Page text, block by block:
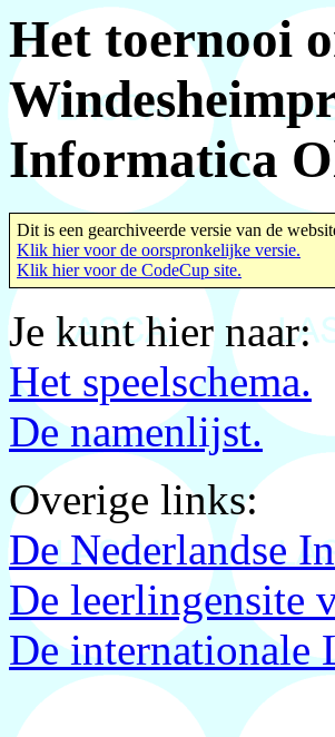
Het toernooi
Informatica
Dit is een gearchiveerde versie van de
Klik hier voor de oorspronkelijke versie.
Klik hier voor de CodeCup site.
Je kunt hier naar:
Het speelschema.
De namenlijst.
Overige links:
De Nederlandse
De leerlingensite
De internationale